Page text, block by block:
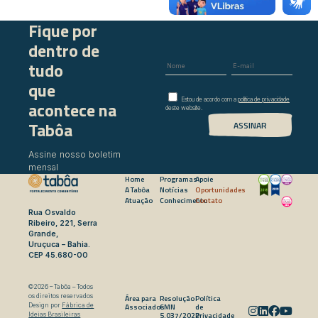
Fique por
dentro de
tudo
que
acontece na
Tabôa
Assine nosso boletim
mensal
Estou de acordo com a política de privacidade
deste website.
Rua Osvaldo
Ribeiro, 221, Serra
Grande,
Uruçuca – Bahia.
CEP 45.680-00
Home
A Tabôa
Atuação
Programas
Notícias
Conhecimento
Apoie
Oportunidades
Contato
©2026 – Tabôa – Todos
os direitos reservados
Design por Fábrica de
Ideias Brasileiras
Área para
Associados
Resolução
CMN
5.037/2022
Política
de
Privacidade